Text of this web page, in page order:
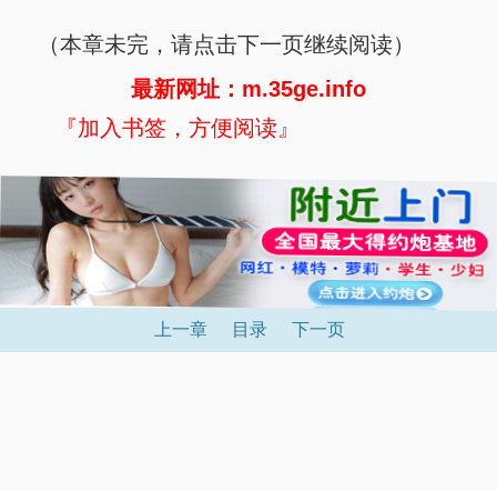
（本章未完，请点击下一页继续阅读）
最新网址：m.35ge.info
『加入书签，方便阅读』
上一章 目录 下一页